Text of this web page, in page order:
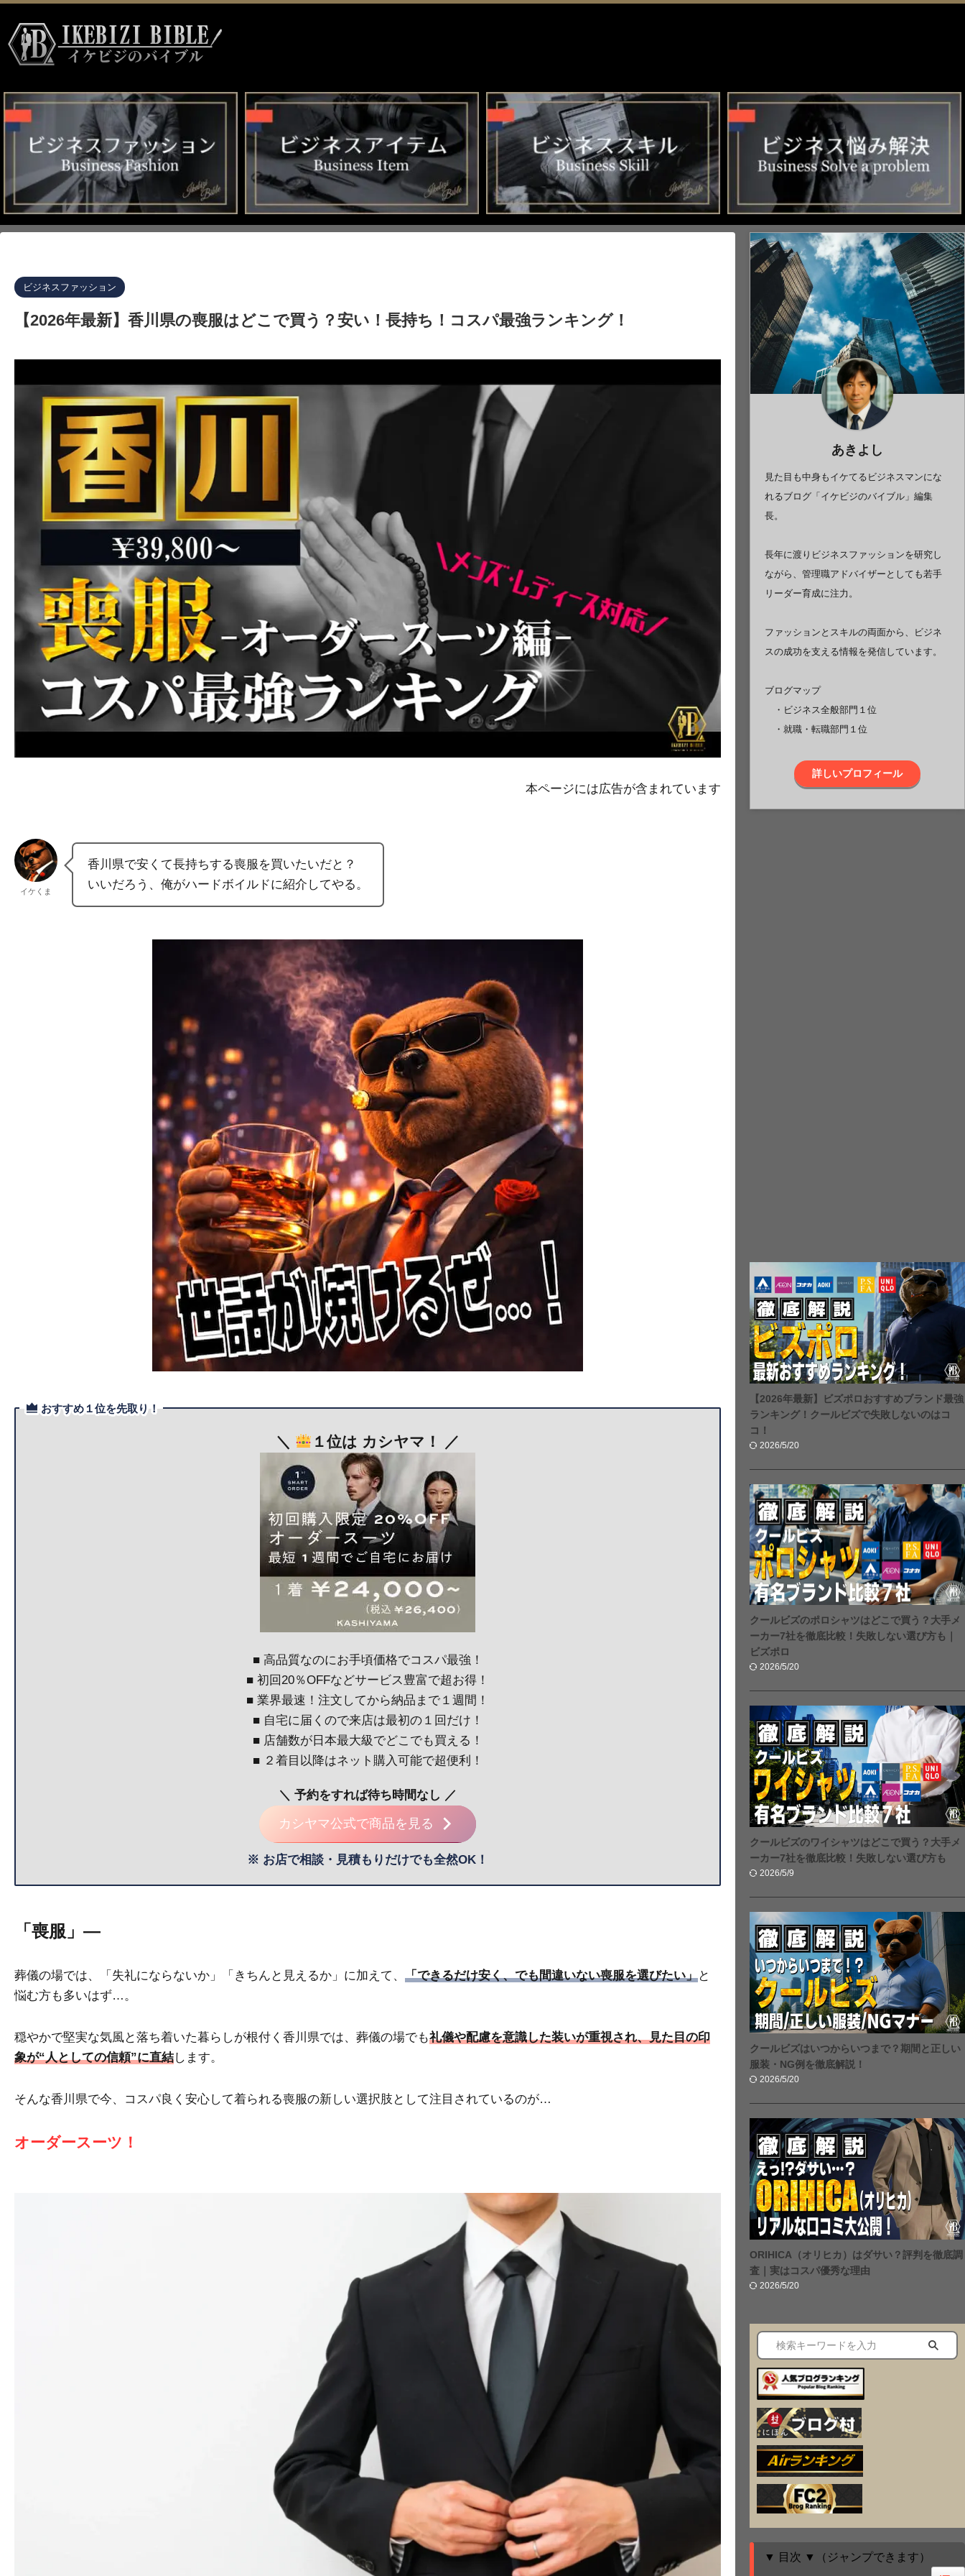
ビジネスファッション
【2026年最新】香川県の喪服はどこで買う？安い！長持ち！コスパ最強ランキング！
本ページには広告が含まれています
イケくま
香川県で安くて長持ちする喪服を買いたいだと？
いいだろう、俺がハードボイルドに紹介してやる。
おすすめ１位を先取り！
＼ １位は カシヤマ！ ／
■ 高品質なのにお手頃価格でコスパ最強！
■ 初回20％OFFなどサービス豊富で超お得！
■ 業界最速！注文してから納品まで１週間！
■ 自宅に届くので来店は最初の１回だけ！
■ 店舗数が日本最大級でどこでも買える！
■ ２着目以降はネット購入可能で超便利！
＼ 予約をすれば待ち時間なし ／
カシヤマ公式で商品を見る
※ お店で相談・見積もりだけでも全然OK！
「喪服」—
葬儀の場では、「失礼にならないか」「きちんと見えるか」に加えて、 「できるだけ安く、でも間違いない喪服を選びたい」と
悩む方も多いはず…。
穏やかで堅実な気風と落ち着いた暮らしが根付く香川県では、葬儀の場でも礼儀や配慮を意識した装いが重視され、見た目の印
象が“人としての信頼”に直結します。
そんな香川県で今、コスパ良く安心して着られる喪服の新しい選択肢として注目されているのが…
オーダースーツ！
あきよし
見た目も中身もイケてるビジネスマンにな
れるブログ「イケビジのバイブル」編集
長。
長年に渡りビジネスファッションを研究し
ながら、管理職アドバイザーとしても若手
リーダー育成に注力。
ファッションとスキルの両面から、ビジネ
スの成功を支える情報を発信しています。
ブログマップ
・ビジネス全般部門１位
・就職・転職部門１位
詳しいプロフィール
【2026年最新】ビズポロおすすめブランド最強
ランキング！クールビズで失敗しないのはコ
コ！
2026/5/20
クールビズのポロシャツはどこで買う？大手メ
ーカー7社を徹底比較！失敗しない選び方も｜
ビズポロ
2026/5/20
クールビズのワイシャツはどこで買う？大手メ
ーカー7社を徹底比較！失敗しない選び方も
2026/5/9
クールビズはいつからいつまで？期間と正しい
服装・NG例を徹底解説！
2026/5/20
ORIHICA（オリヒカ）はダサい？評判を徹底調
査｜実はコスパ優秀な理由
2026/5/20
▼ 目次 ▼（ジャンプできます）